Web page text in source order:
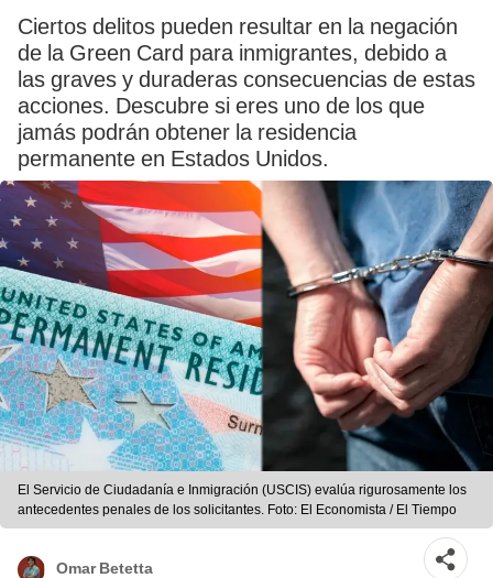
Ciertos delitos pueden resultar en la negación
de la Green Card para inmigrantes, debido a
las graves y duraderas consecuencias de estas
acciones. Descubre si eres uno de los que
jamás podrán obtener la residencia
permanente en Estados Unidos.
El Servicio de Ciudadanía e Inmigración (USCIS) evalúa rigurosamente los
antecedentes penales de los solicitantes. Foto: El Economista / El Tiempo
Omar Betetta